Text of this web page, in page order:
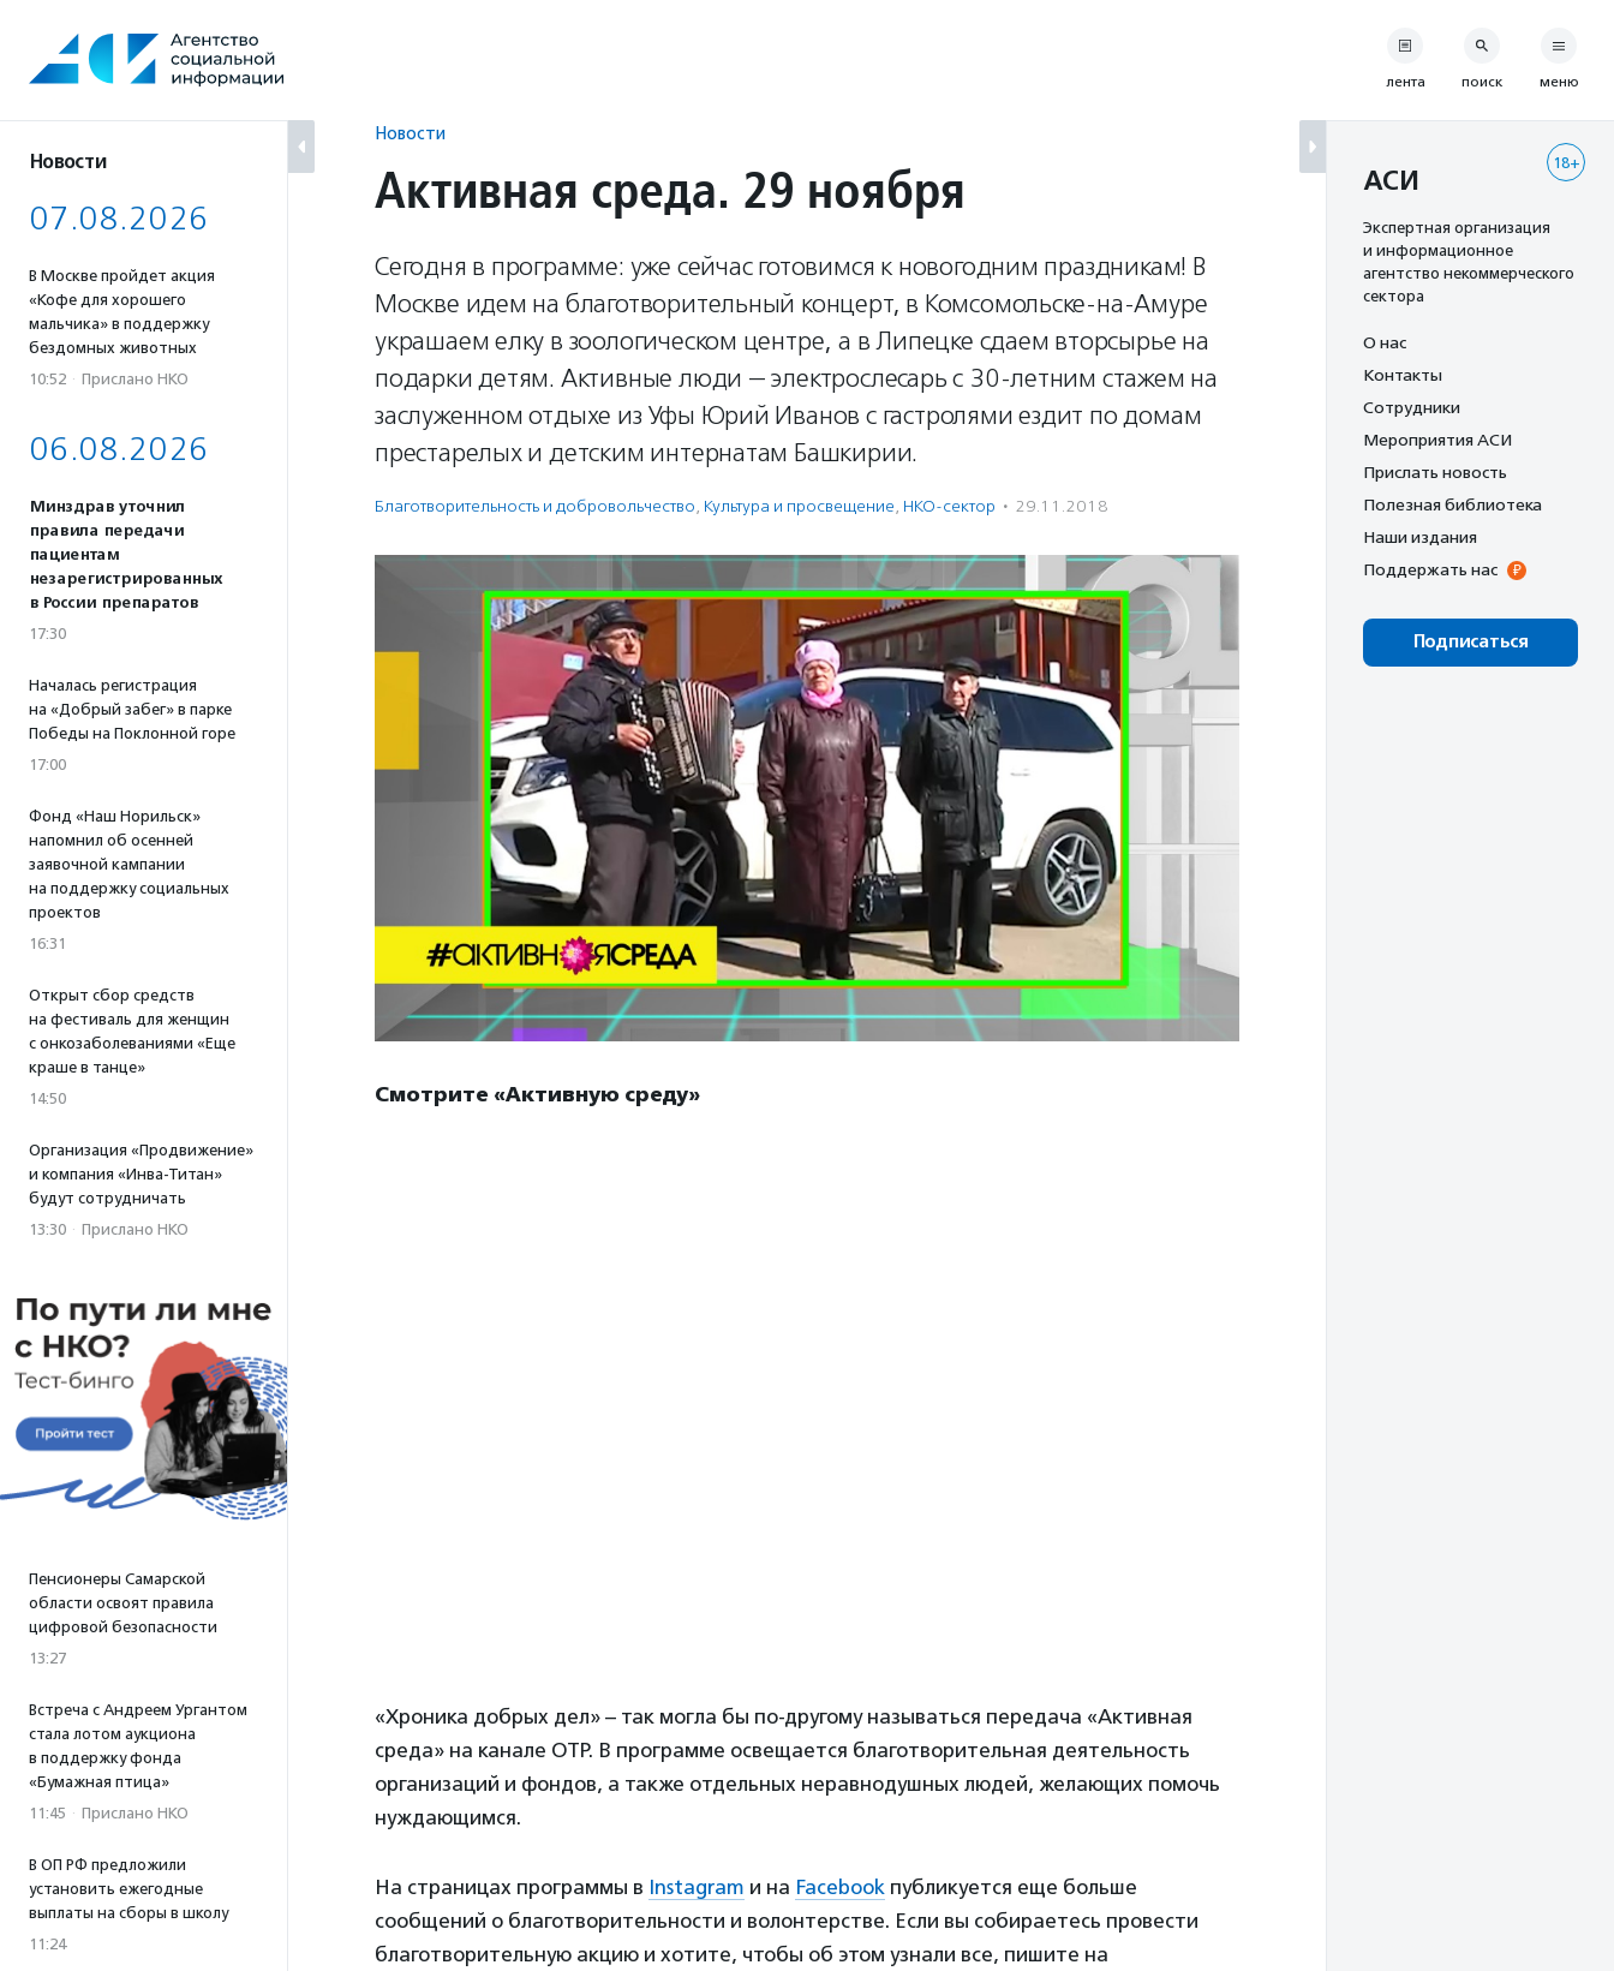
содержанию
Новости
07.08.2026
В Москве пройдет акция
«Кофе для хорошего
мальчика» в поддержку
бездомных животных
10:52 · Прислано НКО
06.08.2026
Минздрав уточнил
правила передачи
пациентам
незарегистрированных
в России препаратов
17:30
Началась регистрация
на «Добрый забег» в парке
Победы на Поклонной горе
17:00
Фонд «Наш Норильск»
напомнил об осенней
заявочной кампании
на поддержку социальных
проектов
16:31
Открыт сбор средств
на фестиваль для женщин
с онкозаболеваниями «Еще
краше в танце»
14:50
Организация «Продвижение»
и компания «Инва-Титан»
будут сотрудничать
13:30 · Прислано НКО
Пенсионеры Самарской
области освоят правила
цифровой безопасности
13:27
Встреча с Андреем Ургантом
стала лотом аукциона
в поддержку фонда
«Бумажная птица»
11:45 · Прислано НКО
В ОП РФ предложили
установить ежегодные
выплаты на сборы в школу
11:24
Новости
Активная среда. 29 ноября
Сегодня в программе: уже сейчас готовимся к новогодним праздникам! В
Москве идем на благотворительный концерт, в Комсомольске-на-Амуре
украшаем елку в зоологическом центре, а в Липецке сдаем вторсырье на
подарки детям. Активные люди — электрослесарь с 30-летним стажем на
заслуженном отдыхе из Уфы Юрий Иванов с гастролями ездит по домам
престарелых и детским интернатам Башкирии.
Благотвори­тель­ность и доброволь­чест­во, Культура и просвещение, НКО-сектор · 29.11.2018
Смотрите «Активную среду»
«Хроника добрых дел» – так могла бы по-другому называться передача «Активная
среда» на канале ОТР. В программе освещается благотворительная деятельность
организаций и фондов, а также отдельных неравнодушных людей, желающих помочь
нуждающимся.
На страницах программы в Instagram и на Facebook публикуется еще больше
сообщений о благотворительности и волонтерстве. Если вы собираетесь провести
благотворительную акцию и хотите, чтобы об этом узнали все, пишите на
лента поиск меню
18+
АСИ
Экспертная организация
и информационное
агентство некоммерческого
сектора
О нас
Контакты
Сотрудники
Мероприятия АСИ
Прислать новость
Полезная библиотека
Наши издания
Поддержать нас
Подписаться